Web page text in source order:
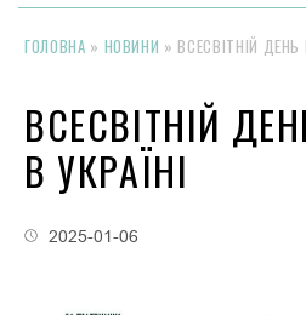
ГОЛОВНА » НОВИНИ » ВСЕСВІТНІЙ ДЕНЬ
ВСЕСВІТНІЙ
В УКРАЇНІ
2025-01-06